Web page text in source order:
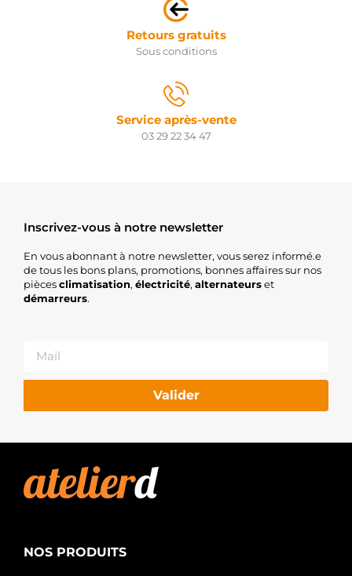
Retours gratuits
Sous conditions
Service après-vente
03 29 22 34 47
Inscrivez-vous à notre newsletter
En vous abonnant à notre newsletter, vous serez informé.e
de tous les bons plans, promotions, bonnes affaires sur nos
piècesclimatisation, électricité, alternateurset
démarreurs.
Valider
NOS PRODUITS